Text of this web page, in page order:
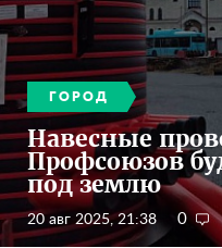
ГОРОД
Навесные
Профсоюзов
под землю
20 авг 2025, 21:38 0